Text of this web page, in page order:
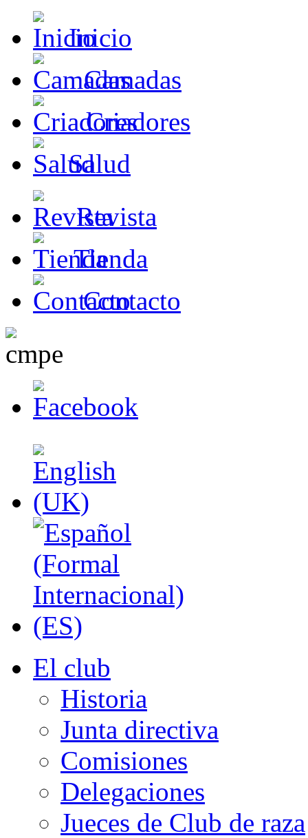
Inicio
Camadas
Criadores
Salud
Revista
Tienda
Contacto
El club
Historia
Junta directiva
Comisiones
Delegaciones
Jueces de Club de raza